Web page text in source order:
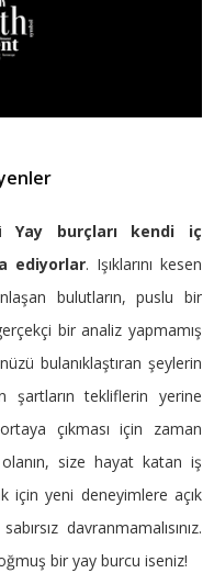
Yay burçları kendi iç
ediyorlar. Işıklarını kesen
bulutların, puslu bir
bir analiz yapmamış
bulanıklaştıran şeylerin
şartların tekliflerin yerine
çıkması için zaman
olanın, size hayat katan iş
için yeni deneyimlere açık
davranmamalısınız.
bir yay burcu iseniz!